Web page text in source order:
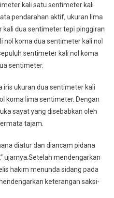
kali satu sentimeter kali
pendarahan aktif, ukuran lima
dua sentimeter tepi pinggiran
koma dua sentimeter kali nol
sentimeter kali nol koma
sentimeter.
iris ukuran dua sentimeter kali
koma lima sentimeter. Dengan
sayat yang disebabkan oleh
tajam.
diatur dan diancam pidana
ujarnya.Setelah mendengarkan
hakim menunda sidang pada
keterangan saksi-